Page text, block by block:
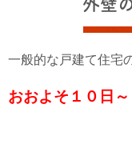
外壁
一般的な戸建て住宅
おおよそ１０日